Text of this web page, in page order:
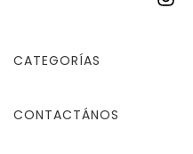
CATEGORÍAS
CONTACTÁNOS